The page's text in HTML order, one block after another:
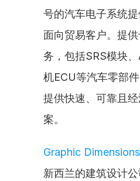
号的汽车电子系统
面向贸易客户。提
务，包括SRS模块
机ECU等汽车零部
提供快速、可靠且
案。
Graphic
新西兰的建筑设计